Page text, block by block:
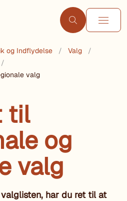
og Indflydelse
Valg
valg
til
og
valg
har du ret til at